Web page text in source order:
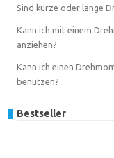
Sind kurze oder lange
Kann ich mit einem
anziehen?
Kann ich einen
benutzen?
Bestseller